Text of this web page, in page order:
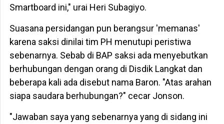
Smartboard ini," urai Heri Subagiyo.
Suasana persidangan pun berangsur 'memanas'
karena saksi dinilai tim PH menutupi peristiwa
sebenarnya. Sebab di BAP saksi ada menyebutkan
berhubungan dengan orang di Disdik Langkat dan
beberapa kali ada disebut nama Baron. "Atas arahan
siapa saudara berhubungan?" cecar Jonson.
"Jawaban saya yang sebenarnya yang di sidang ini